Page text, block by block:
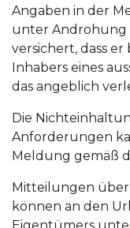
Angaben in der
unter Androhung
versichert, dass
Inhabers eines
das angeblich
Die
Anforderungen
Meldung gemäß
Mitteilungen
können an den